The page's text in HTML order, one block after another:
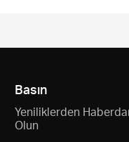
Basın
Yeniliklerden
Olun